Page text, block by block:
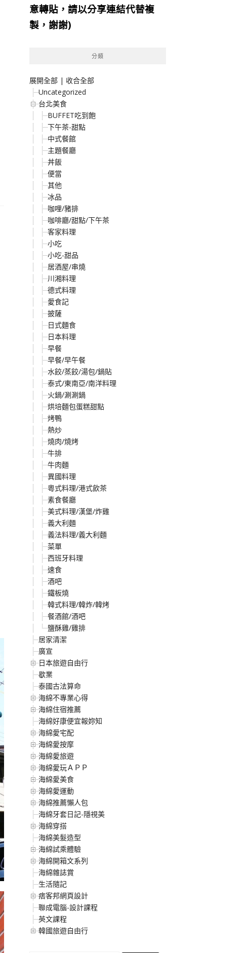
意轉貼，請以分享連結代替複
製，謝謝)
分類
展開全部 | 收合全部
Uncategorized
台北美食
BUFFET吃到飽
下午茶-甜點
中式餐館
主題餐廳
丼飯
便當
其他
冰品
咖哩/豬排
咖啡廳/甜點/下午茶
客家料理
小吃
小吃-甜品
居酒屋/串燒
川湘料理
德式料理
愛食記
披薩
日式麵食
日本料理
早餐
早餐/早午餐
水餃/蒸餃/湯包/鍋貼
泰式/東南亞/南洋料理
火鍋/涮涮鍋
烘培麵包蛋糕甜點
烤鴨
熱炒
燒肉/燒烤
牛排
牛肉麵
異國料理
粵式料理/港式飲茶
素食餐廳
美式料理/漢堡/炸雞
義大利麵
義法料理/義大利麵
菜單
西班牙料理
速食
酒吧
鐵板燒
韓式料理/韓炸/韓烤
餐酒館/酒吧
鹽酥雞/雞排
居家清潔
廣宣
日本旅遊自由行
歇業
泰國古法算命
海綿不專業心得
海綿住宿推薦
海綿好康便宜報妳知
海綿愛宅配
海綿愛按摩
海綿愛旅遊
海綿愛玩ＡＰＰ
海綿愛美食
海綿愛運動
海綿推薦懶人包
海綿牙套日記-隱視美
海綿穿搭
海綿美髮造型
海綿試乘體驗
海綿開箱文系列
海綿雜誌賞
生活隨記
痞客邦網頁設計
聯成電腦-設計課程
英文課程
韓國旅遊自由行